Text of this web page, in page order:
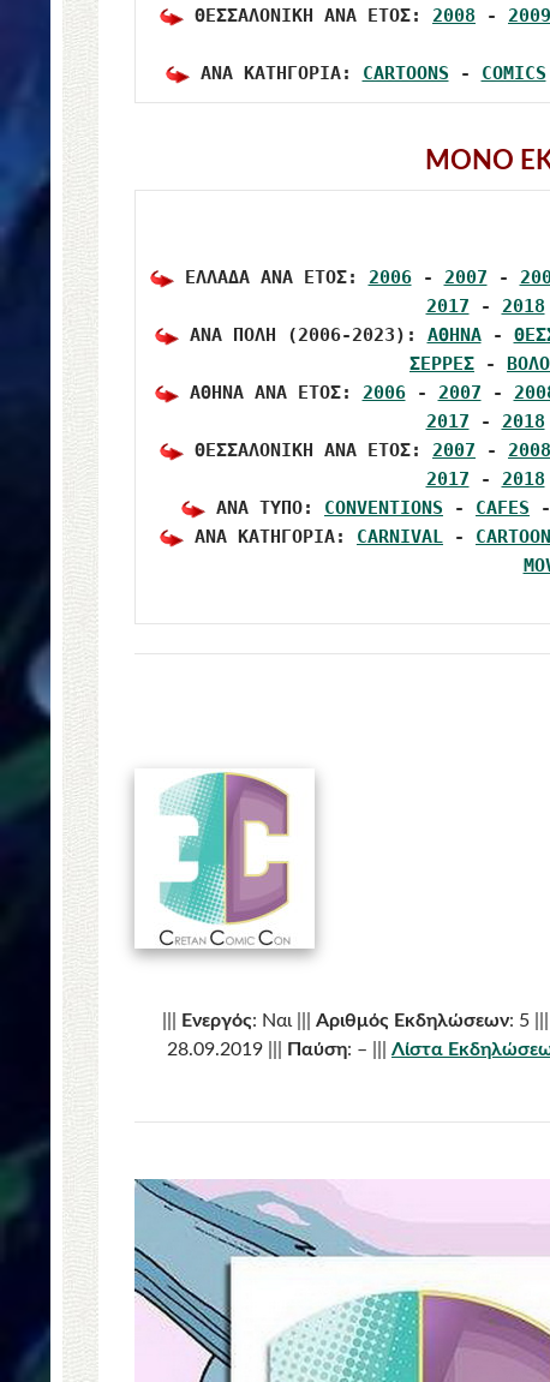
ΘΕΣΣΑΛΟΝΙΚΗ ΑΝΑ ΕΤΟΣ: 2008 - 2009
ΑΝΑ ΚΑΤΗΓΟΡΙΑ: CARTOONS - COMICS
ΜΟΝΟ
ΕΛΛΑΔΑ ΑΝΑ ΕΤΟΣ: 2006 - 2007 -
2017 - 2018
ΑΝΑ ΠΟΛΗ (2006-2023): ΑΘΗΝΑ -
ΣΕΡΡΕΣ -
ΑΘΗΝΑ ΑΝΑ ΕΤΟΣ: 2006 - 2007 -
2017 - 2018
ΘΕΣΣΑΛΟΝΙΚΗ ΑΝΑ ΕΤΟΣ: 2007 - 2008
2017 - 2018
ΑΝΑ ΤΥΠΟ: CONVENTIONS - CAFES -
ΑΝΑ ΚΑΤΗΓΟΡΙΑ: CARNIVAL -
Ενεργός: Ναι ||| Αριθμός Εκδηλώσεων: 5 |||
28.09.2019 |||
Παύση: – ||| Λίστα